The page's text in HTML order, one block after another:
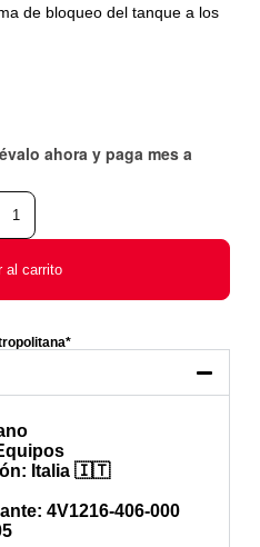
de bloqueo del tanque a los
ahora y paga mes a
al carrito
: Italia 🇮🇹
: 4V1216-406-000